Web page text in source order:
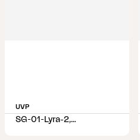
UVP
SG-01-Lyra-2,5-1-1-8606-8-21